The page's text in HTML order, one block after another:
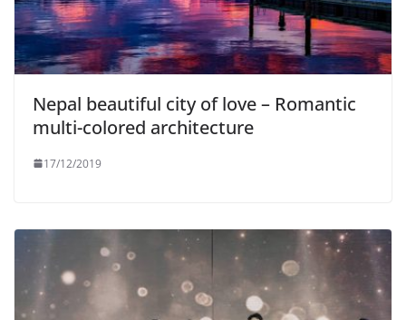
Nepal beautiful city of love – Romantic
multi-colored architecture
17/12/2019